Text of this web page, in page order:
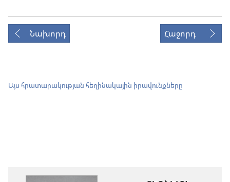
Նախորդ Հաջորդ
Այս հրատարակության հեղինակային իրավունքները